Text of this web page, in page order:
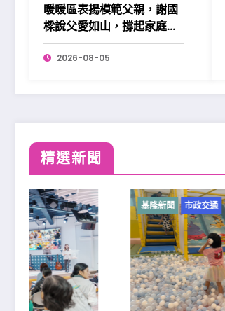
暖暖區表揚模範父親，謝國
樑說父愛如山，撐起家庭也
溫暖社會。
2026-08-05
精選新聞
基隆新聞 市政交通